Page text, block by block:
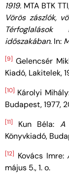
1919. MTA BTK
Vörös zászlók,
Térfoglalások
időszakában. In:
[9] Gelencsér
Kiadó, Lakitelek,
[10] Károlyi
Budapest, 1977,
[11] Kun Béla: A
Könyvkiadó,
[12] Kovács Imre:
május 5., 1. o.